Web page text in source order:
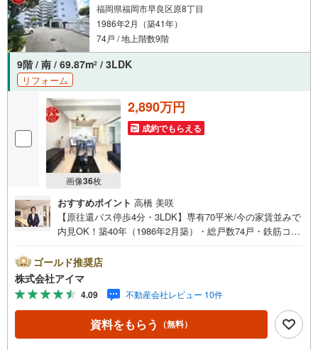
福岡県福岡市早良区原8丁目
1986年2月（築41年）
74戸 / 地上階数9階
9階 / 南 / 69.87m2 / 3LDK
リフォーム
画像36枚
2,890万円
成約でもらえる
おすすめポイント 高橋 美咲
【原往還バス停歩4分・3LDK】専有70平米/今の家賃並みで
内見OK！築40年（1986年2月築）・総戸数74戸・鉄筋コン
K。専有約70平米。LDKは12帖以上。■住戸の条件南向きの
お住まいです。最上階です。眺望が開けています。風がよ
く通ります。■防犯・セキュリティ来訪者は映像で確認でき
ます。■共用部・暮らしエレベーターあり。駐輪場あり。■
キッチン・水まわり対面式キッチン・3口以上のコンロ・浴
室乾燥機を備えます。■収納クロゼット3ヶ所・玄関収納が
ゴールド推奨店
株式会社アイマ
4.09 不動産会社レビュー 10件
資料をもらう （無料）